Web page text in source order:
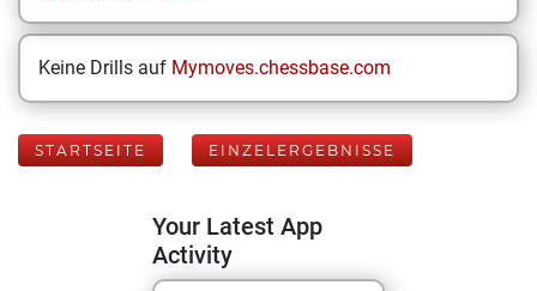
Keine Drills auf Mymoves.chessbase.com
STARTSEITE EINZELERGEBNISSE
Your Latest App
Activity